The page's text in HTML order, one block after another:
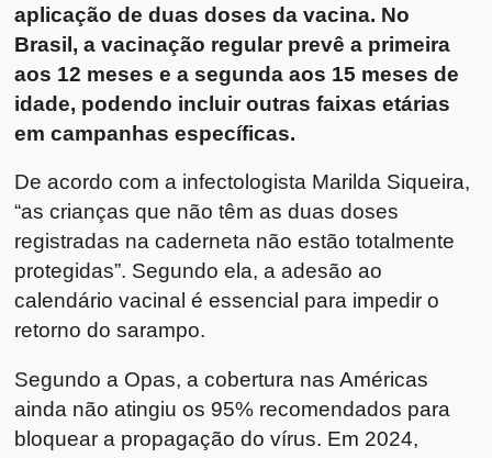
aplicação de duas doses da vacina. No
Brasil, a vacinação regular prevê a primeira
aos 12 meses e a segunda aos 15 meses de
idade, podendo incluir outras faixas etárias
em campanhas específicas.
De acordo com a infectologista Marilda Siqueira,
“as crianças que não têm as duas doses
registradas na caderneta não estão totalmente
protegidas”. Segundo ela, a adesão ao
calendário vacinal é essencial para impedir o
retorno do sarampo.
Segundo a Opas, a cobertura nas Américas
ainda não atingiu os 95% recomendados para
bloquear a propagação do vírus. Em 2024,